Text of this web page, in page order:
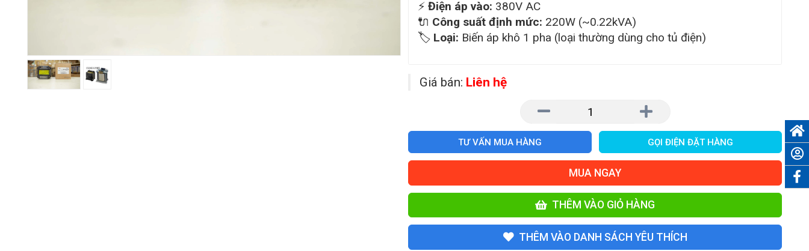
⚡ Điện áp vào: 380V AC
🔌 Công suất định mức: 220W (~0.22kVA)
🏷️ Loại: Biến áp khô 1 pha (loại thường dùng cho tủ điện)
Giá bán: Liên hệ
TƯ VẤN MUA HÀNG GỌI ĐIỆN ĐẶT HÀNG
MUA NGAY
THÊM VÀO GIỎ HÀNG
THÊM VÀO DANH SÁCH YÊU THÍCH